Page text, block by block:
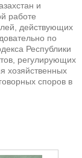
и
работе
действующих
по
Республики
регулирующих
хозяйственных
споров в